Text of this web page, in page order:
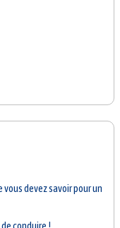
devez savoir pour un